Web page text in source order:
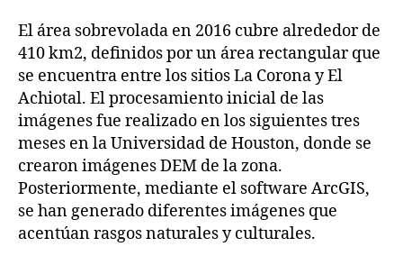
El área sobrevolada en 2016 cubre alrededor de
410 km2, definidos por un área rectangular que
se encuentra entre los sitios La Corona y El
Achiotal. El procesamiento inicial de las
imágenes fue realizado en los siguientes tres
meses en la Universidad de Houston, donde se
crearon imágenes DEM de la zona.
Posteriormente, mediante el software ArcGIS,
se han generado diferentes imágenes que
acentúan rasgos naturales y culturales.